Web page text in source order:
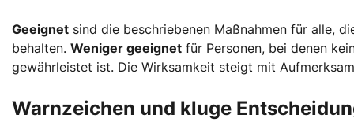
Geeignet sind die beschriebenen Maßnahmen für alle,
behalten. Weniger geeignet für Personen, bei denen
gewährleistet ist. Die Wirksamkeit steigt mit
Warnzeichen und kluge